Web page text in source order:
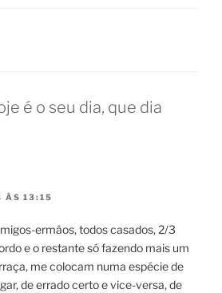
é o seu dia, que dia
ÀS 13:15
ermâos, todos casados, 2/3
e o restante só fazendo mais um
me colocam numa espécie de
de errado certo e vice-versa, de